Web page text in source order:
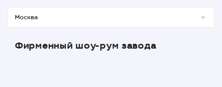
Фирменный шоу-рум завода